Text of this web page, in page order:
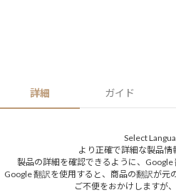
詳細 ガイド
Select
より正確で詳細な製品情
製品の詳細を確認できるように、Google
Google 翻訳を使用すると、商品の翻訳が元
ご不便をおかけしますが